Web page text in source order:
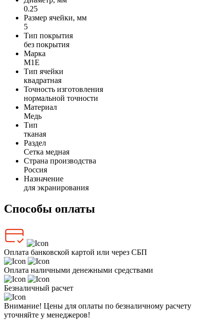
0.25
Размер ячейки, мм
5
Тип покрытия
без покрытия
Марка
М1Е
Тип ячейки
квадратная
Точность изготовления
нормальной точности
Материал
Медь
Тип
тканая
Раздел
Сетка медная
Страна производства
Россия
Назначение
для экранирования
Способы оплаты
Оплата банковской картой или через СБП
Оплата наличными денежными средствами
Безналичный расчет
Внимание! Цены для оплаты по безналичному расчету
уточняйте у менеджеров!